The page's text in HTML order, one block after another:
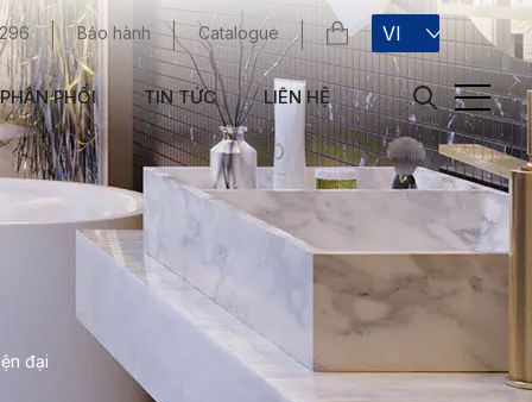
Bảo hành Catalogue VI
PHỐI TIN TỨC LIÊN HỆ
đại